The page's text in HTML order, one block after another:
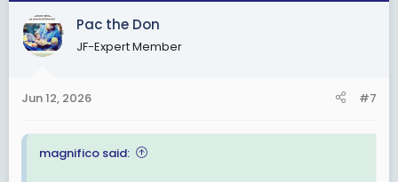
Kaimu Waziri wa Afya-Saada: Hatuwezi Kuwatibu
Kaimu Waziri wa afya Zanzibar: sikusema watu
Kaimu Waziri wa Afya- Saada: Sio Ubaguzi.
Tatizo kuna watu wanaweka vichwa vya habari
Pac the Don
JF-Expert Member
Jun 12, 2026 #7
magnifico said: